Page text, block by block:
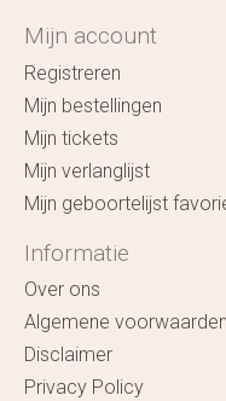
Mijn account
Registreren
Mijn bestellingen
Mijn tickets
Mijn verlanglijst
Mijn geboortelijst
Informatie
Over ons
Algemene voorwaarden
Disclaimer
Privacy Policy